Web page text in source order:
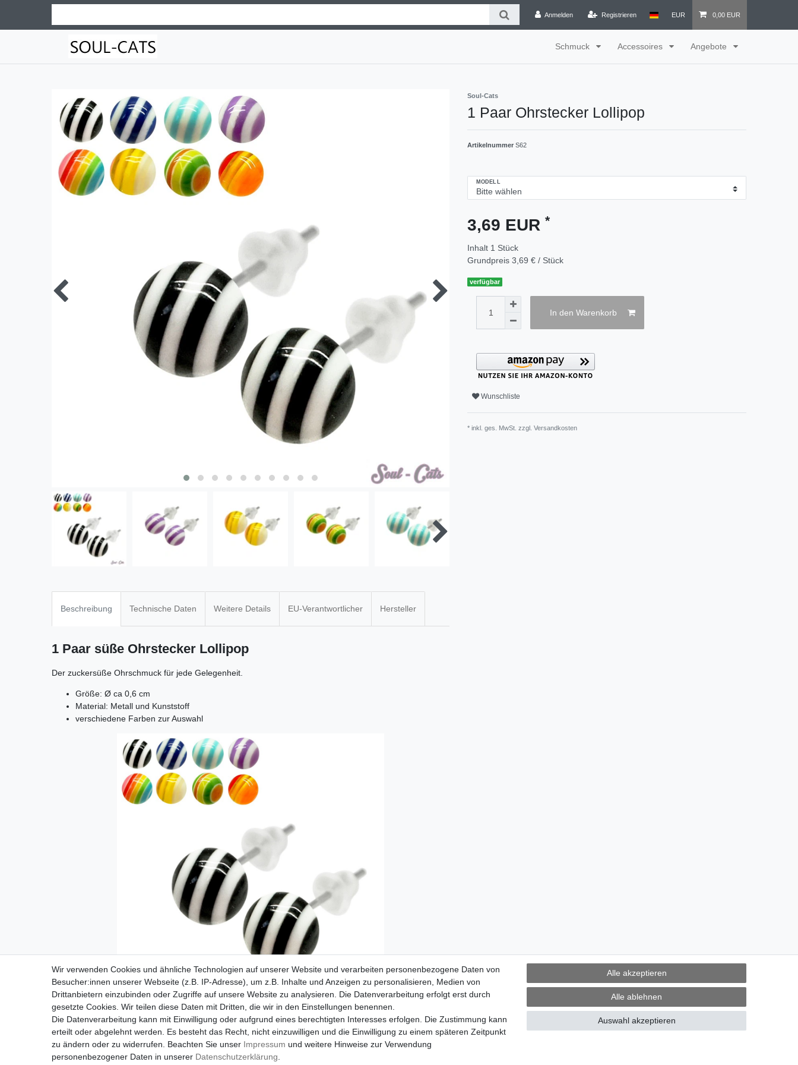
Anmelden Registrieren EUR 0,00 EUR
Schmuck Accessoires Angebote
Soul-Cats
1 Paar Ohrstecker Lollipop
Artikelnummer S62
MODELL
3,69 EUR *
Inhalt 1 Stück
Grundpreis 3,69 € / Stück
verfügbar
In den Warenkorb
Wunschliste
* inkl. ges. MwSt. zzgl. Versandkosten
Beschreibung Technische Daten Weitere Details EU-Verantwortlicher Hersteller
1 Paar süße Ohrstecker Lollipop
Der zuckersüße Ohrschmuck für jede Gelegenheit.
Größe: Ø ca 0,6 cm
Material: Metall und Kunststoff
verschiedene Farben zur Auswahl
Wir verwenden Cookies und ähnliche Technologien auf unserer Website und verarbeiten personenbezogene Daten von
Besucher:innen unserer Webseite (z.B. IP-Adresse), um z.B. Inhalte und Anzeigen zu personalisieren, Medien von
Drittanbietern einzubinden oder Zugriffe auf unsere Website zu analysieren. Die Datenverarbeitung erfolgt erst durch
gesetzte Cookies. Wir teilen diese Daten mit Dritten, die wir in den Einstellungen benennen.
Die Datenverarbeitung kann mit Einwilligung oder aufgrund eines berechtigten Interesses erfolgen. Die Zustimmung kann
erteilt oder abgelehnt werden. Es besteht das Recht, nicht einzuwilligen und die Einwilligung zu einem späteren Zeitpunkt
zu ändern oder zu widerrufen. Beachten Sie unser Impressum und weitere Hinweise zur Verwendung
personenbezogener Daten in unserer Daten­schutz­erklärung
Alle akzeptieren
Alle ablehnen
Auswahl akzeptieren